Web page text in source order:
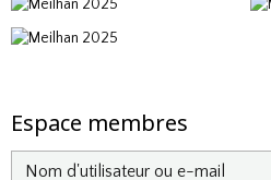
Espace membres